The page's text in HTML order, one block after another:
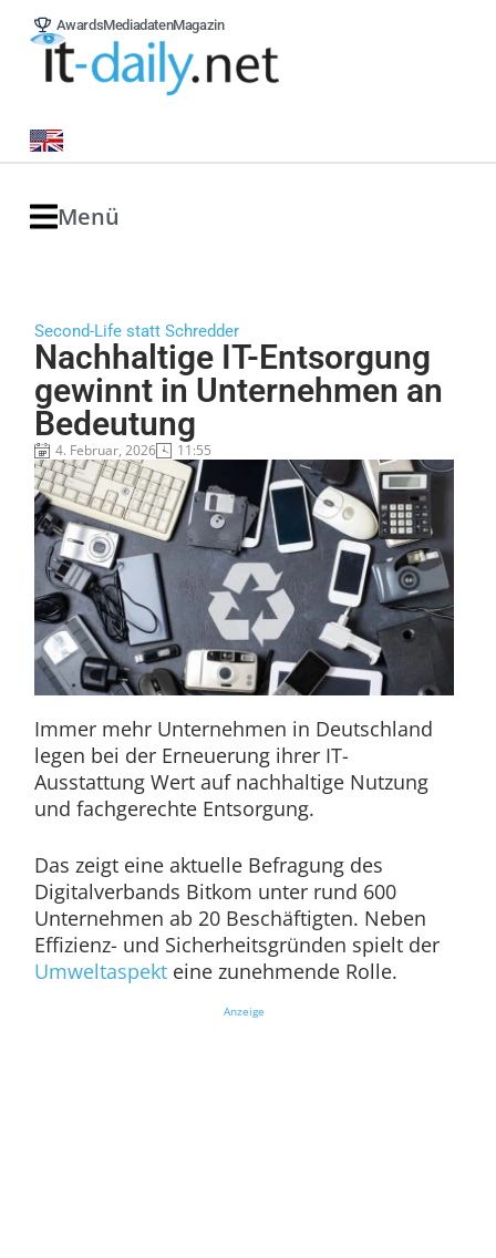
AwardsMediadatenMagazin
Menü
Second-Life statt Schredder
Nachhaltige IT-Entsorgung
gewinnt in Unternehmen an
Bedeutung
4. Februar, 2026 11:55
Immer mehr Unternehmen in Deutschland
legen bei der Erneuerung ihrer IT-
Ausstattung Wert auf nachhaltige Nutzung
und fachgerechte Entsorgung.
Das zeigt eine aktuelle Befragung des
Digitalverbands Bitkom unter rund 600
Unternehmen ab 20 Beschäftigten. Neben
Effizienz- und Sicherheitsgründen spielt der
Umweltaspekteine zunehmende Rolle.
Anzeige